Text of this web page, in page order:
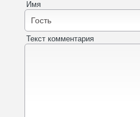
Имя
Текст комментария